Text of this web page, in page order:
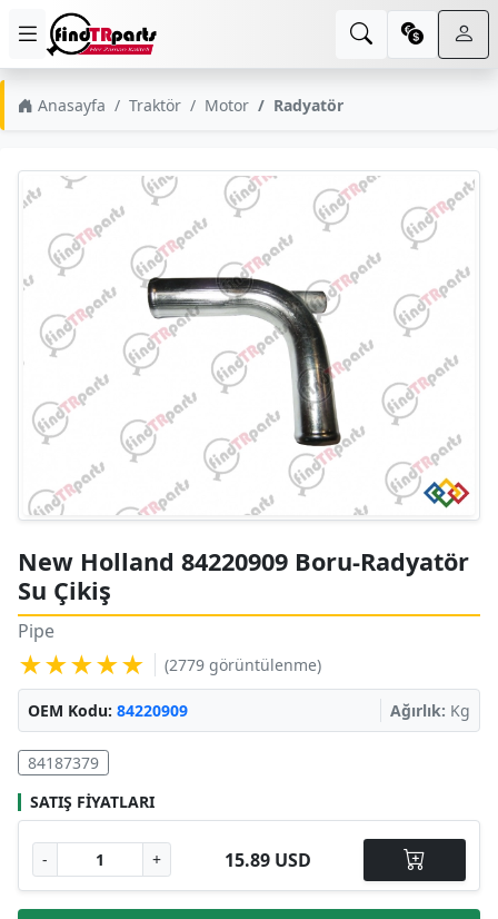
Anasayfa Traktör Motor Radyatör
New Holland 84220909 Boru-Radyatör
Su Çikiş
Pipe
★★★★★ (2779 görüntülenme)
OEM Kodu: 84220909 Ağırlık: Kg
84187379
SATIŞ FIYATLARI
- + 15.89 USD